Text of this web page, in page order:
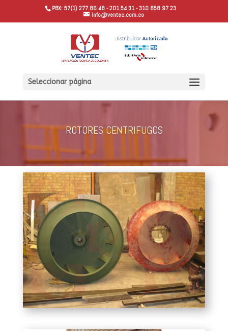
PBX: 57(1) 277 86 48 - 201 54 31 - 310 858 97 23
info@ventec.com.co
Seleccionar página
ROTORES CENTRIFUGOS